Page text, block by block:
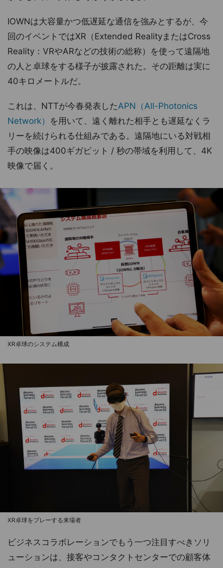
IOWNは大容量かつ低遅延な通信を強みとするが、今
回のイベントではXR（Extended RealityまたはCross
Reality：VRやARなどの技術の総称）を使って遠隔地
の人と卓球をする様子が披露された。その距離は実に
40キロメートルだ。
これは、NTTが今春発表したAPN（All-Photonics
Network） を用いて、遠く離れた相手とも遅延なくラ
リーを続けられる仕組みである。遠隔地にいる対戦相
手の映像は400ギガビット / 秒の帯域を利用して、4K
映像で届く。
XR卓球のシステム構成
XR卓球をプレーする来場者
ビジネスコラボレーションでもう一つ注目すべきソリ
ューションは、接客やコンタクトセンターでの顧客体